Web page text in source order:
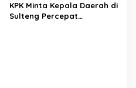
KPK Minta Kepala Daerah di
Sulteng Percepat